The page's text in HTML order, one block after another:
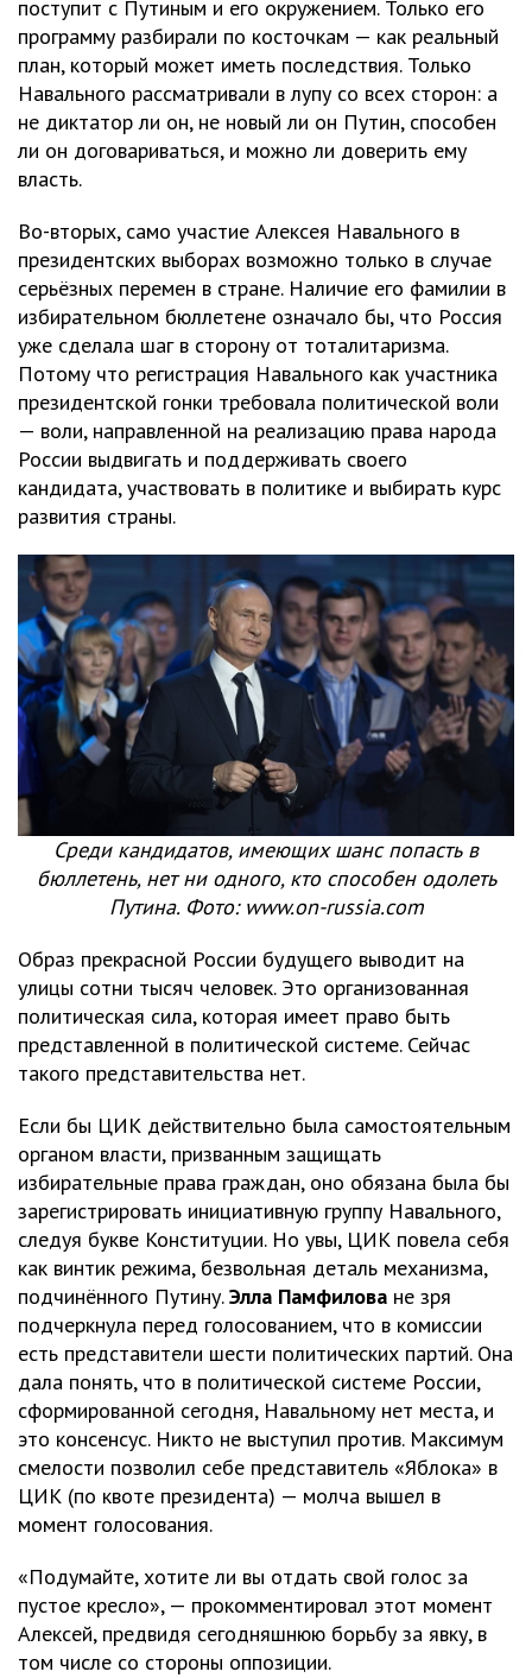
поступит с Путиным и его окружением. Только его
программу разбирали по косточкам — как реальный
план, который может иметь последствия. Только
Навального рассматривали в лупу со всех сторон: а
не диктатор ли он, не новый ли он Путин, способен
ли он договариваться, и можно ли доверить ему
власть.
Во-вторых, само участие Алексея Навального в
президентских выборах возможно только в случае
серьёзных перемен в стране. Наличие его фамилии в
избирательном бюллетене означало бы, что Россия
уже сделала шаг в сторону от тоталитаризма.
Потому что регистрация Навального как участника
президентской гонки требовала политической воли
— воли, направленной на реализацию права народа
России выдвигать и поддерживать своего
кандидата, участвовать в политике и выбирать курс
развития страны.
Среди кандидатов, имеющих шанс попасть в
бюллетень, нет ни одного, кто способен одолеть
Путина. Фото: www.on-russia.com
Образ прекрасной России будущего выводит на
улицы сотни тысяч человек. Это организованная
политическая сила, которая имеет право быть
представленной в политической системе. Сейчас
такого представительства нет.
Если бы ЦИК действительно была самостоятельным
органом власти, призванным защищать
избирательные права граждан, оно обязана была бы
зарегистрировать инициативную группу Навального,
следуя букве Конституции. Но увы, ЦИК повела себя
как винтик режима, безвольная деталь механизма,
подчинённого Путину.Элла Памфилова не зря
подчеркнула перед голосованием, что в комиссии
есть представители шести политических партий. Она
дала понять, что в политической системе России,
сформированной сегодня, Навальному нет места, и
это консенсус. Никто не выступил против. Максимум
смелости позволил себе представитель «Яблока» в
ЦИК (по квоте президента) — молча вышел в
момент голосования.
«Подумайте, хотите ли вы отдать свой голос за
пустое кресло», — прокомментировал этот момент
Алексей, предвидя сегодняшнюю борьбу за явку, в
том числе со стороны оппозиции.